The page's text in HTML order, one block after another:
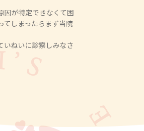
因が特定できなくて困
てしまったらまず当院
いねいに診察しみなさ